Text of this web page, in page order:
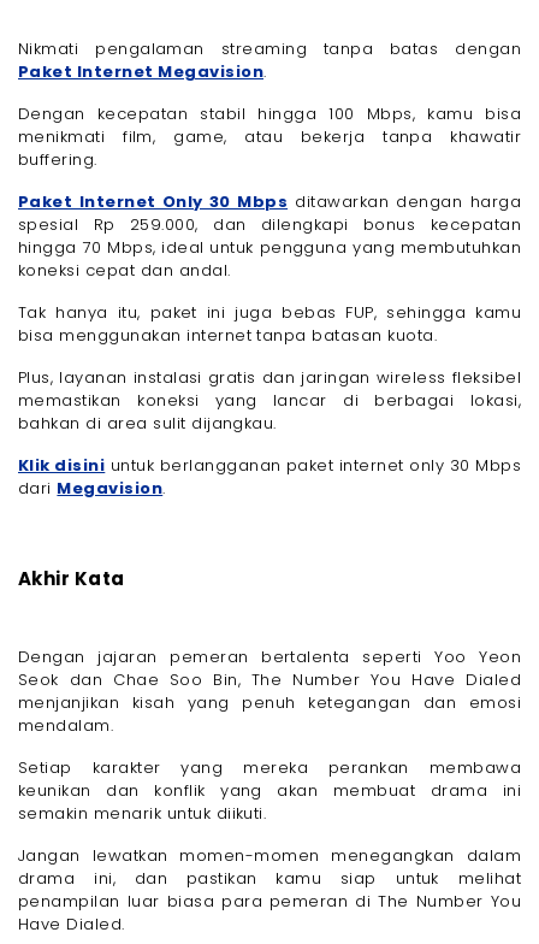
Nikmati pengalaman streaming tanpa batas dengan
Paket Internet Megavision.
Dengan kecepatan stabil hingga 100 Mbps, kamu bisa
menikmati film, game, atau bekerja tanpa khawatir
buffering.
Paket Internet Only 30 Mbps ditawarkan dengan harga
spesial Rp 259.000, dan dilengkapi bonus kecepatan
hingga 70 Mbps, ideal untuk pengguna yang membutuhkan
koneksi cepat dan andal.
Tak hanya itu, paket ini juga bebas FUP, sehingga kamu
bisa menggunakan internet tanpa batasan kuota.
Plus, layanan instalasi gratis dan jaringan wireless fleksibel
memastikan koneksi yang lancar di berbagai lokasi,
bahkan di area sulit dijangkau.
Klik disini untuk berlangganan paket internet only 30 Mbps
dari Megavision.
Akhir Kata
Dengan jajaran pemeran bertalenta seperti Yoo Yeon
Seok dan Chae Soo Bin, The Number You Have Dialed
menjanjikan kisah yang penuh ketegangan dan emosi
mendalam.
Setiap karakter yang mereka perankan membawa
keunikan dan konflik yang akan membuat drama ini
semakin menarik untuk diikuti.
Jangan lewatkan momen-momen menegangkan dalam
drama ini, dan pastikan kamu siap untuk melihat
penampilan luar biasa para pemeran di The Number You
Have Dialed.